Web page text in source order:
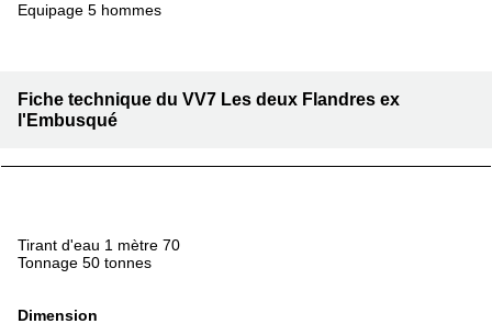
Equipage 5 hommes
Fiche technique du VV7 Les deux Flandres ex
l'Embusqué
Tirant d'eau 1 mètre 70
Tonnage 50 tonnes
Dimension